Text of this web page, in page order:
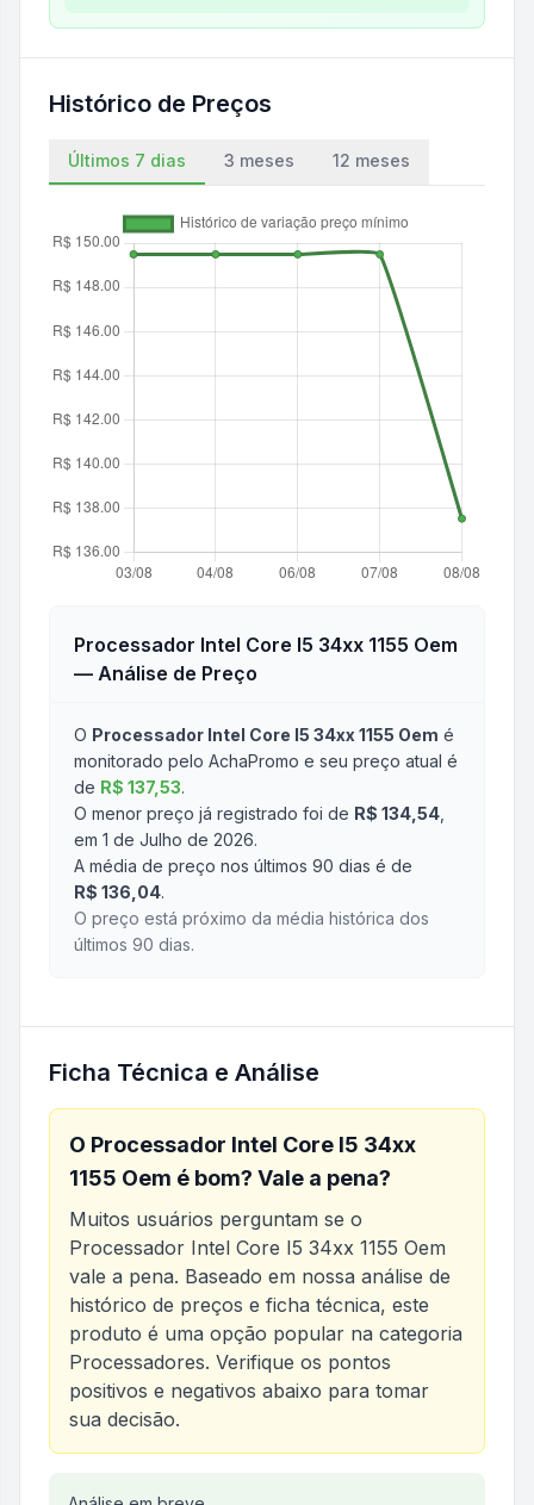
Histórico de Preços
Últimos 7 dias 3 meses 12 meses
Processador Intel Core I5 34xx 1155 Oem
— Análise de Preço
O Processador Intel Core I5 34xx 1155 Oem é
monitorado pelo AchaPromo e seu preço atual é
de R$ 137,53.
O menor preço já registrado foi de R$ 134,54
em 1 de Julho de 2026.
A média de preço nos últimos 90 dias é de
R$ 136,04.
O preço está próximo da média histórica dos
últimos 90 dias.
Ficha Técnica e Análise
O Processador Intel Core I5 34xx
1155 Oem é bom? Vale a pena?
Muitos usuários perguntam se o
Processador Intel Core I5 34xx 1155 Oem
vale a pena. Baseado em nossa análise de
histórico de preços e ficha técnica, este
produto é uma opção popular na categoria
Processadores. Verifique os pontos
positivos e negativos abaixo para tomar
sua decisão.